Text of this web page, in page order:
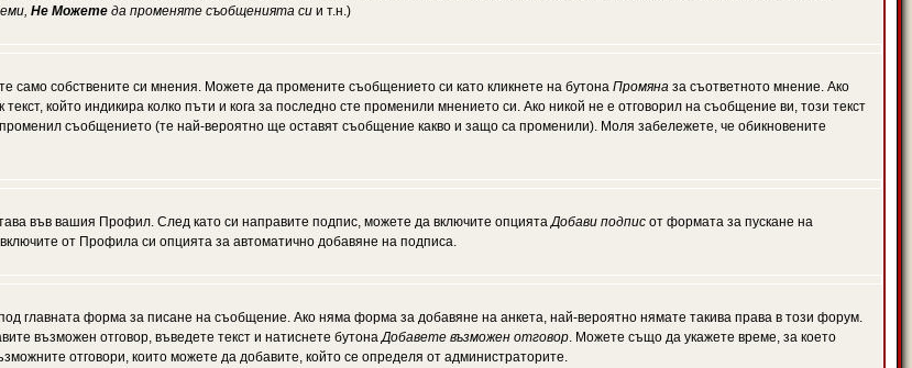
Не Можете да променяте съобщенията си и т.н.)
само собствените си мнения. Можете да промените съобщението си като кликнете на бутона Промяна за съответното мнение. Ако
който индикира колко пъти и кога за последно сте променили мнението си. Ако никой не е отговорил на съобщение ви, този текст
съобщението (те най-вероятно ще оставят съобщение какво и защо са променили). Моля забележете, че обикновените
във вашия Профил. След като си направите подпис, можете да включите опциятаДобави подпис от формата за пускане на
от Профила си опцията за автоматично добавяне на подписа.
главната форма за писане на съобщение. Ако няма форма за добавяне на анкета, най-вероятно нямате такива права в този форум.
възможен отговор, въведете текст и натиснете бутонаДобавете възможен отговор. Можете също да укажете време, за което
отговори, които можете да добавите, който се определя от администраторите.